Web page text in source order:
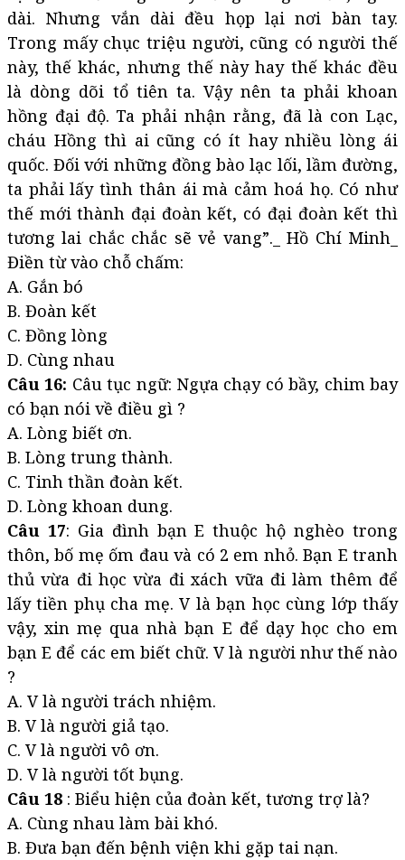
dài. Nhưng vắn dài đều họp lại nơi bàn tay.
Trong mấy chục triệu người, cũng có người thế
này, thế khác, nhưng thế này hay thế khác đều
là dòng dõi tổ tiên ta. Vậy nên ta phải khoan
hồng đại độ. Ta phải nhận rằng, đã là con Lạc,
cháu Hồng thì ai cũng có ít hay nhiều lòng ái
quốc. Đối với những đồng bào lạc lối, lầm đường,
ta phải lấy tình thân ái mà cảm hoá họ. Có như
thế mới thành đại đoàn kết, có đại đoàn kết thì
tương lai chắc chắc sẽ vẻ vang”._ Hồ Chí Minh_
Điền từ vào chỗ chấm:
A. Gắn bó
B. Đoàn kết
C. Đồng lòng
D. Cùng nhau
Câu 16: Câu tục ngữ: Ngựa chạy có bầy, chim bay
có bạn nói về điều gì ?
A. Lòng biết ơn.
B. Lòng trung thành.
C. Tinh thần đoàn kết.
D. Lòng khoan dung.
Câu 17: Gia đình bạn E thuộc hộ nghèo trong
thôn, bố mẹ ốm đau và có 2 em nhỏ. Bạn E tranh
thủ vừa đi học vừa đi xách vữa đi làm thêm để
lấy tiền phụ cha mẹ. V là bạn học cùng lớp thấy
vậy, xin mẹ qua nhà bạn E để dạy học cho em
bạn E để các em biết chữ. V là người như thế nào
?
A. V là người trách nhiệm.
B. V là người giả tạo.
C. V là người vô ơn.
D. V là người tốt bụng.
Câu 18 : Biểu hiện của đoàn kết, tương trợ là?
A. Cùng nhau làm bài khó.
B. Đưa bạn đến bệnh viện khi gặp tai nạn.